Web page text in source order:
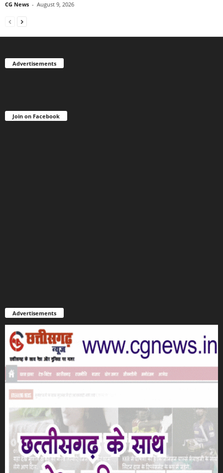
CG News - August 9, 2026
Advertisements
Join on Facebook
Advertisements